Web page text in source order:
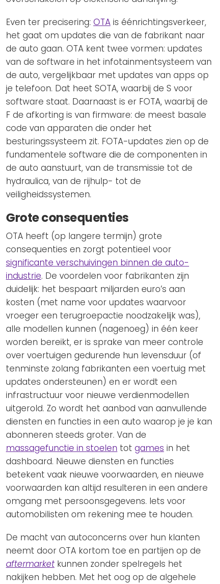
Even ter precisering: OTA is éénrichtingsverkeer,
het gaat om updates die van de fabrikant naar
de auto gaan. OTA kent twee vormen: updates
van de software in het infotainmentsysteem van
de auto, vergelijkbaar met updates van apps op
je telefoon. Dat heet SOTA, waarbij de S voor
software staat. Daarnaast is er FOTA, waarbij de
F de afkorting is van firmware: de meest basale
code van apparaten die onder het
besturingssysteem zit. FOTA-updates zien op de
fundamentele software die de componenten in
de auto aanstuurt, van de transmissie tot de
hydraulica, van de rijhulp- tot de
veiligheidssystemen.
Grote consequenties
OTA heeft (op langere termijn) grote
consequenties en zorgt potentieel voor
significante verschuivingen binnen de auto-
industrie. De voordelen voor fabrikanten zijn
duidelijk: het bespaart miljarden euro’s aan
kosten (met name voor updates waarvoor
vroeger een terugroepactie noodzakelijk was),
alle modellen kunnen (nagenoeg) in één keer
worden bereikt, er is sprake van meer controle
over voertuigen gedurende hun levensduur (of
tenminste zolang fabrikanten een voertuig met
updates ondersteunen) en er wordt een
infrastructuur voor nieuwe verdienmodellen
uitgerold. Zo wordt het aanbod van aanvullende
diensten en functies in een auto waarop je je kan
abonneren steeds groter. Van de
massagefunctie in stoelen tot games in het
dashboard. Nieuwe diensten en functies
betekent vaak nieuwe voorwaarden, en nieuwe
voorwaarden kan altijd resulteren in een andere
omgang met persoonsgegevens. Iets voor
automobilisten om rekening mee te houden.
De macht van autoconcerns over hun klanten
neemt door OTA kortom toe en partijen op de
aftermarketkunnen zonder spelregels het
nakijken hebben. Met het oog op de algehele